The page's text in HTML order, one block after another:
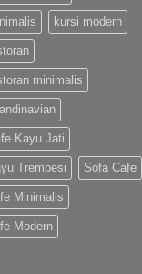
kursi modern
minimalis
Kayu Jati
Trembesi Sofa Cafe
Minimalis
Modern